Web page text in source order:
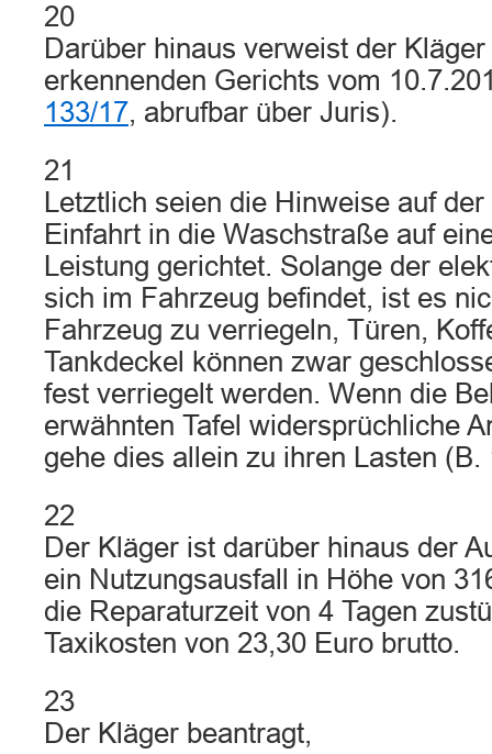
20
Darüber hinaus verweist der
erkennenden Gerichts vom
133/17, abrufbar über Juris).
21
Letztlich seien die Hinweise auf
Einfahrt in die Waschstraße auf
Leistung gerichtet. Solange der
sich im Fahrzeug befindet, ist es
Fahrzeug zu verriegeln, Türen,
Tankdeckel können zwar
fest verriegelt werden. Wenn die
erwähnten Tafel widersprüchliche
gehe dies allein zu ihren Lasten (B.
22
Der Kläger ist darüber hinaus der
ein Nutzungsausfall in Höhe von
die Reparaturzeit von 4 Tagen
Taxikosten von 23,30 Euro brutto.
23
Der Kläger beantragt,